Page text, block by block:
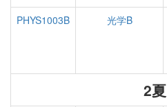
PHYS1003B
光学B
2夏